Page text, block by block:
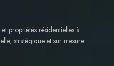
propriétés résidentielles à
stratégique et sur mesure.